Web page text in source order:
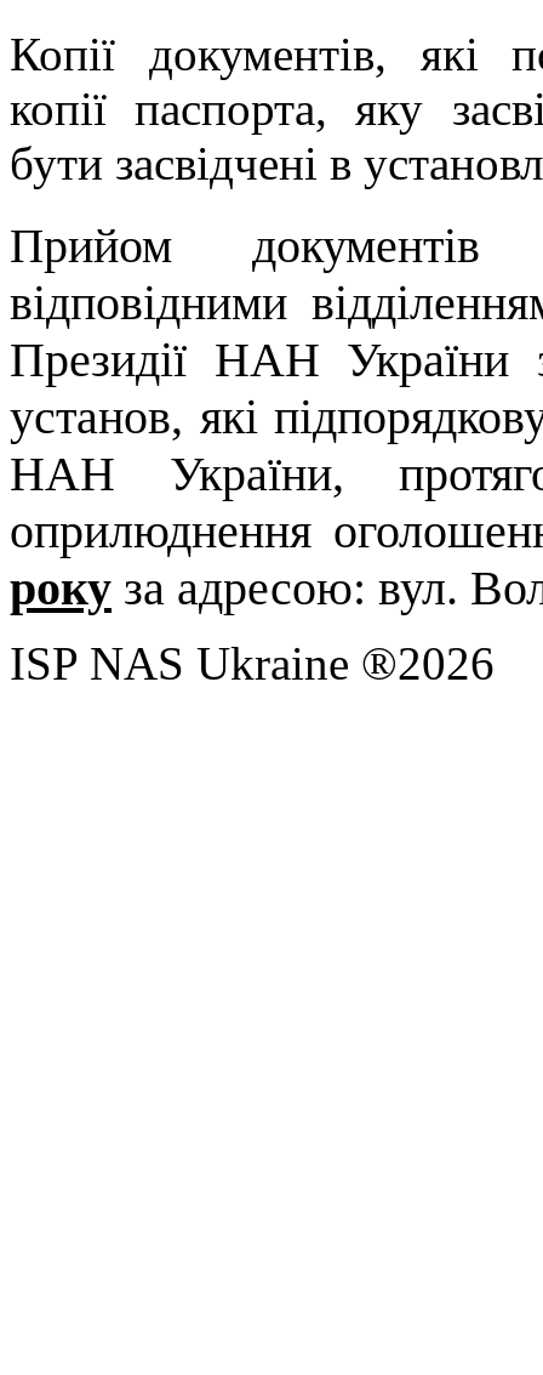
Копії документів, які
копії паспорта, яку
бути засвідчені в
Прийом документів
відповідними
Президії НАН України
установ, які
НАН України,
оприлюднення
року за адресою: вул.
ISP NAS Ukraine ®2026